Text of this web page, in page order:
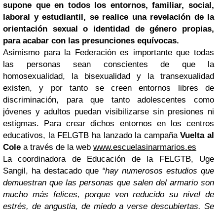
supone que en todos los entornos, familiar, social,
laboral y estudiantil, se realice una revelación de la
orientación sexual o identidad de género propias,
para acabar con las presunciones equívocas.
Asimismo para la Federación es importante que todas
las personas sean conscientes de que la
homosexualidad, la bisexualidad y la transexualidad
existen, y por tanto se creen entornos libres de
discriminación, para que tanto adolescentes como
jóvenes y adultos puedan visibilizarse sin presiones ni
estigmas. Para crear dichos entornos en los centros
educativos, la FELGTB ha lanzado la campañaVuelta al
Cole a través de la web www.escuelasinarmarios.es
La coordinadora de Educación de la FELGTB, Uge
Sangil, ha destacado que “hay numerosos estudios que
demuestran que las personas que salen del armario son
mucho más felices, porque ven reducido su nivel de
estrés, de angustia, de miedo a verse descubiertas. Se